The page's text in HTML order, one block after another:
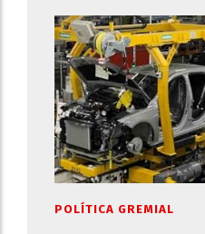
POLÍTICA GREMIAL